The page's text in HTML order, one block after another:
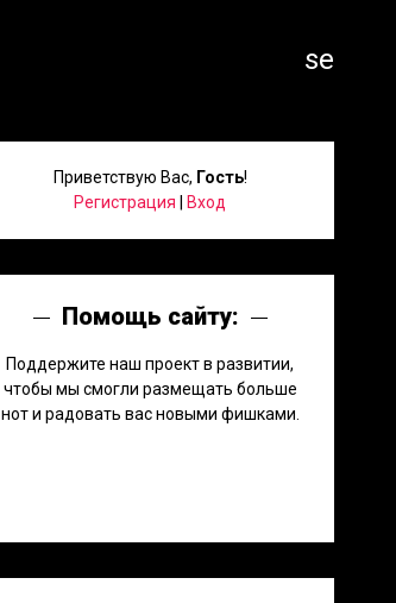
search
Приветствую Вас, Гость!
Регистрация
Вход
Помощь сайту:
Поддержите наш проект в развитии,
чтобы мы смогли размещать больше
нот и радовать вас новыми фишками.